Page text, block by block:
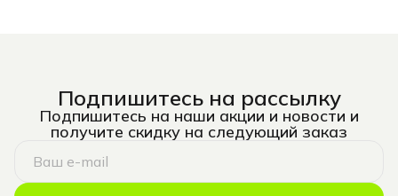
Подпишитесь на рассылку
Подпишитесь на наши акции и новости и
получите скидку на следующий заказ